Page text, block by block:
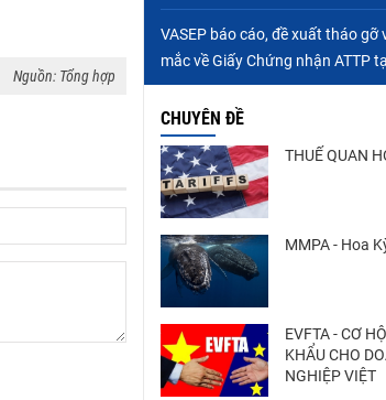
Nguồn: Tổng hợp
VASEP báo cáo, đề xuất tháo gỡ
mắc về Giấy Chứng nhận ATTP
CHUYÊN ĐỀ
THUẾ QUAN
MMPA - Hoa
EVFTA - CƠ
KHẨU CHO
NGHIỆP VIỆT